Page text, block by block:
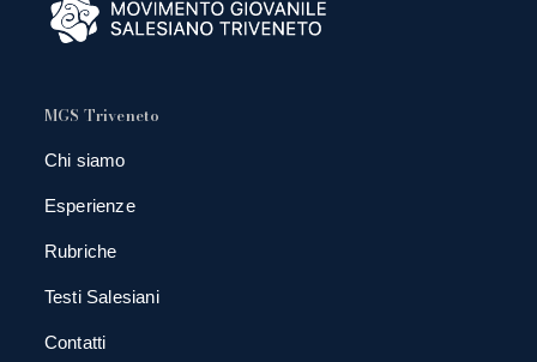
MGS Triveneto
Chi siamo
Esperienze
Rubriche
Testi Salesiani
Contatti